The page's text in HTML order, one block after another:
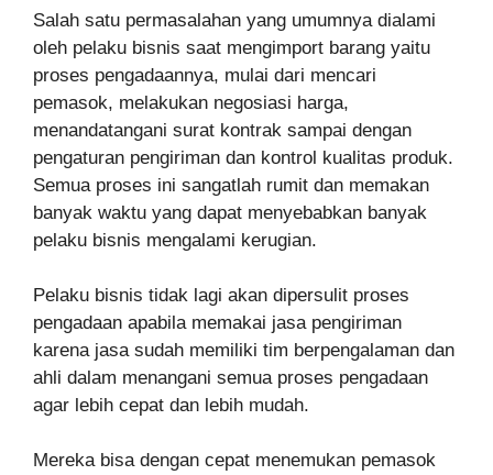
Salah satu permasalahan yang umumnya dialami
oleh pelaku bisnis saat mengimport barang yaitu
proses pengadaannya, mulai dari mencari
pemasok, melakukan negosiasi harga,
menandatangani surat kontrak sampai dengan
pengaturan pengiriman dan kontrol kualitas produk.
Semua proses ini sangatlah rumit dan memakan
banyak waktu yang dapat menyebabkan banyak
pelaku bisnis mengalami kerugian.
Pelaku bisnis tidak lagi akan dipersulit proses
pengadaan apabila memakai jasa pengiriman
karena jasa sudah memiliki tim berpengalaman dan
ahli dalam menangani semua proses pengadaan
agar lebih cepat dan lebih mudah.
Mereka bisa dengan cepat menemukan pemasok